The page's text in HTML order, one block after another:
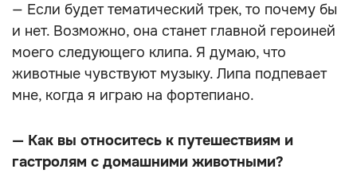
— Если будет тематический трек, то почему бы
и нет. Возможно, она станет главной героиней
моего следующего клипа. Я думаю, что
животные чувствуют музыку. Липа подпевает
мне, когда я играю на фортепиано.
— Как вы относитесь к путешествиям и
гастролям с домашними животными?